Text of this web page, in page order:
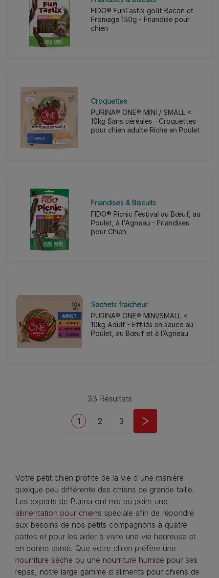
FIDO® FunTastix goût Bacon et
Fromage 150g - Friandise pour
chien
Croquettes
PURINA® ONE® MINI / SMALL <
10kg Sans céréales - Croquettes
pour chien adulte Riche en Poulet
Friandises & Biscuits
FIDO® Picnic Festival au Bœuf, au
Poulet, à l'Agneau - Friandises
pour Chien
Sachets fraicheur
PURINA® ONE® MINI/SMALL <
10kg Adult - Effilés en sauce au
Poulet, au Bœuf et à l’Agneau
33 Résultats
Current page
1 Page
2 Page
3
Votre petit chien profite de la vie d'une manière
quelque peu différente des chiens de grande taille.
Les experts de Purina ont mis au point une
alimentation pour chiens spéciale afin de répondre
aux besoins de nos petits compagnons à quatre
pattes et pour les aider à vivre une vie heureuse et
en bonne santé. Que votre chien préfère une
nourriture sèche ou une nourriture humide pour ses
repas, notre large gamme d'aliments pour chiens de